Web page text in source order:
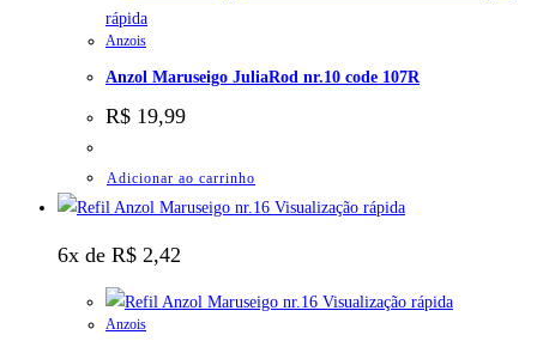
rápida
Anzois
Anzol Maruseigo JuliaRod nr.10 code 107R
R$ 19,99
Adicionar ao carrinho
Visualização rápida
6x de R$ 2,42
Visualização rápida
Anzois